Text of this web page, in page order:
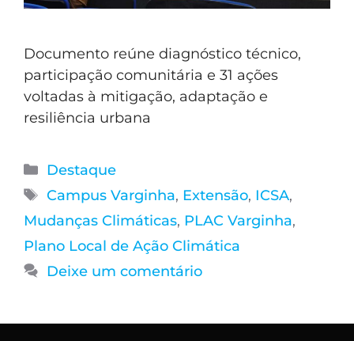
Documento reúne diagnóstico técnico,
participação comunitária e 31 ações
voltadas à mitigação, adaptação e
resiliência urbana
Destaque
Campus Varginha, Extensão, ICSA,
Mudanças Climáticas, PLAC Varginha,
Plano Local de Ação Climática
Deixe um comentário